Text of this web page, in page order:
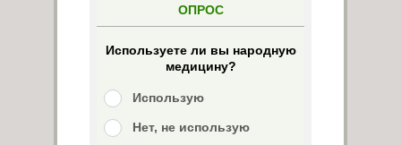
ОПРОС
Используете ли вы народную
медицину?
Использую
Нет, не использую